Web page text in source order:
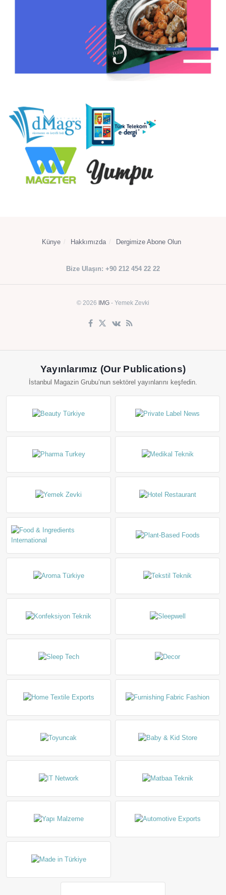
Künye Hakkımızda Dergimize Abone Olun
Bize Ulaşın: +90 212 454 22 22
© 2026 IMG - Yemek Zevki
Yayınlarımız (Our Publications)
İstanbul Magazin Grubu’nun sektörel yayınlarını keşfedin.